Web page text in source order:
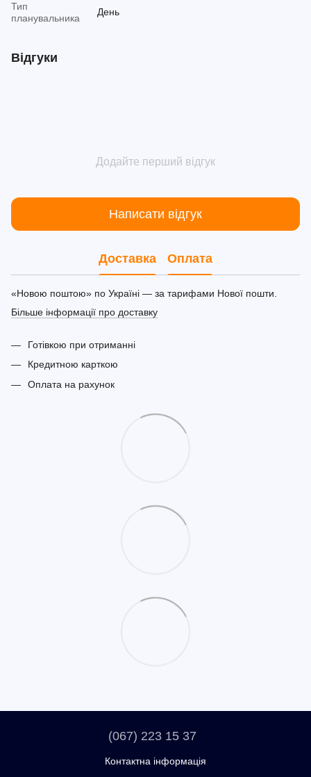
Тип
планувальника
День
Відгуки
Додайте перший відгук
Написати відгук
Доставка Оплата
«Новою поштою» по Україні — за тарифами Нової пошти.
Більше інформації про доставку
Готівкою при отриманні
Кредитною карткою
Оплата на рахунок
(067) 223 15 37
Контактна інформація